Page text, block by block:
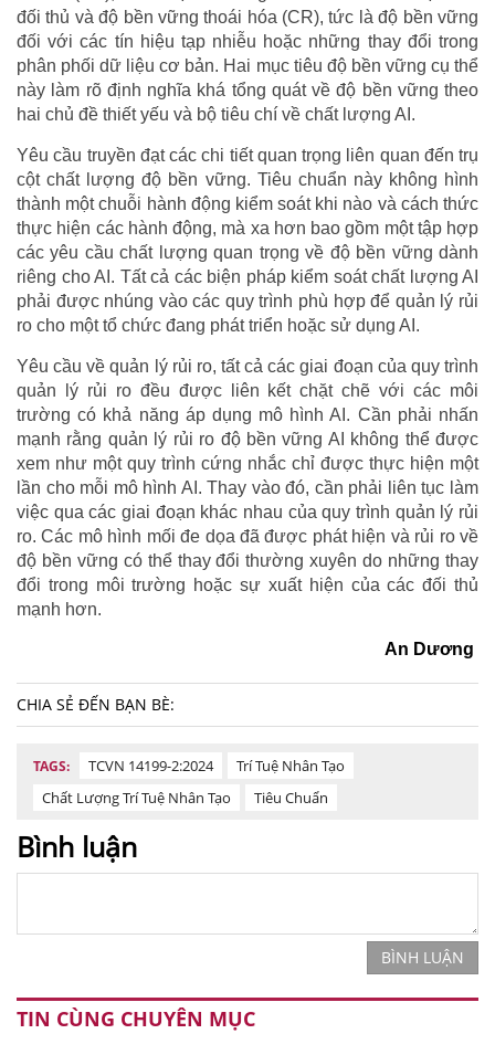
đối thủ và độ bền vững thoái hóa (CR), tức là độ bền vững
đối với các tín hiệu tạp nhiễu hoặc những thay đổi trong
phân phối dữ liệu cơ bản. Hai mục tiêu độ bền vững cụ thể
này làm rõ định nghĩa khá tổng quát về độ bền vững theo
hai chủ đề thiết yếu và bộ tiêu chí về chất lượng AI.
Yêu cầu truyền đạt các chi tiết quan trọng liên quan đến trụ
cột chất lượng độ bền vững. Tiêu chuẩn này không hình
thành một chuỗi hành động kiểm soát khi nào và cách thức
thực hiện các hành động, mà xa hơn bao gồm một tập hợp
các yêu cầu chất lượng quan trọng về độ bền vững dành
riêng cho AI. Tất cả các biện pháp kiểm soát chất lượng AI
phải được nhúng vào các quy trình phù hợp để quản lý rủi
ro cho một tổ chức đang phát triển hoặc sử dụng AI.
Yêu cầu về quản lý rủi ro, tất cả các giai đoạn của quy trình
quản lý rủi ro đều được liên kết chặt chẽ với các môi
trường có khả năng áp dụng mô hình AI. Cần phải nhấn
mạnh rằng quản lý rủi ro độ bền vững AI không thể được
xem như một quy trình cứng nhắc chỉ được thực hiện một
lần cho mỗi mô hình AI. Thay vào đó, cần phải liên tục làm
việc qua các giai đoạn khác nhau của quy trình quản lý rủi
ro. Các mô hình mối đe dọa đã được phát hiện và rủi ro về
độ bền vững có thể thay đổi thường xuyên do những thay
đổi trong môi trường hoặc sự xuất hiện của các đối thủ
mạnh hơn.
An Dương
CHIA SẺ ĐẾN BẠN BÈ:
TAGS: TCVN 14199-2:2024
Trí Tuệ Nhân Tạo
Chất Lượng Trí Tuệ Nhân Tạo
Tiêu Chuẩn
Bình luận
BÌNH LUẬN
TIN CÙNG CHUYÊN MỤC